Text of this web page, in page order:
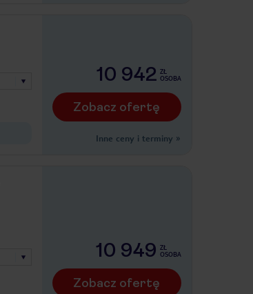
10 942 ZŁ
OSOBA
Zobacz ofertę
Inne ceny i terminy »
10 949 ZŁ
OSOBA
Zobacz ofertę